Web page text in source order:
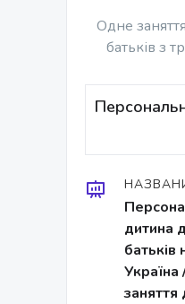
Одне
батьків з
дитина
заняття